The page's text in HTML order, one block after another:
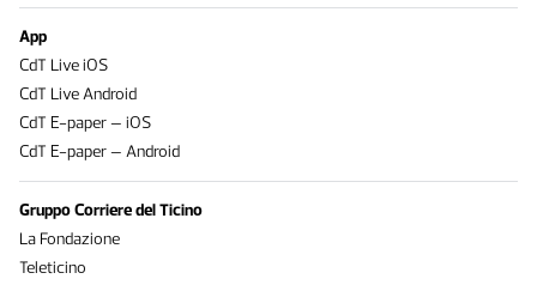
App
CdT Live iOS
CdT Live Android
CdT E-paper – iOS
CdT E-paper – Android
Gruppo Corriere del Ticino
La Fondazione
Teleticino